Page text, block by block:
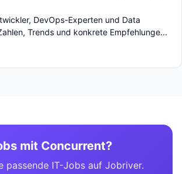
DevOps-Experten und Data
Trends und konkrete Empfehlunge...
mit Concurrent?
passende IT-Jobs auf Jobriver.